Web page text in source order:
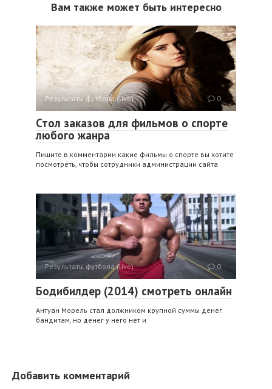
Вам также может быть интересно
Результаты футбола (live) 0
Стол заказов для фильмов о спорте
любого жанра
Пишите в комментарии какие фильмы о спорте вы хотите
посмотреть, чтобы сотрудники администрации сайта
Результаты футбола (live) 0
Бодибилдер (2014) смотреть онлайн
Антуан Морель стал должником крупной суммы денег
бандитам, но денег у него нет и
Добавить комментарий